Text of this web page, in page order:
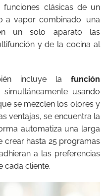
clásicas de un
a vapor combinado: una
un solo aparato las
y de la cocina al
incluye la función
usando
se mezclen los olores y
ventajas, se encuentra la
automatiza una larga
crear hasta 25 programas
a las preferencias
cada cliente.